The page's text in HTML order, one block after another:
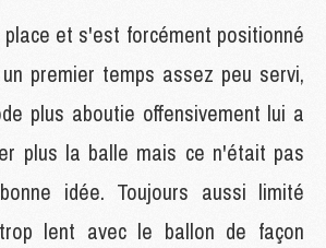
et s'est forcément positionné
premier temps assez peu servi,
plus aboutie offensivement lui a
plus la balle mais ce n'était pas
idée. Toujours aussi limité
trop lent avec le ballon de façon